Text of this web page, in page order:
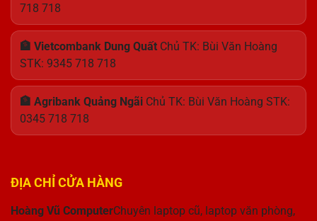
718 718
🏦 Vietcombank Dung Quất Chủ TK: Bùi Văn Hoàng
STK: 9345 718 718
🏦 Agribank Quảng Ngãi Chủ TK: Bùi Văn Hoàng STK:
0345 718 718
ĐỊA CHỈ CỬA HÀNG
Hoàng Vũ ComputerChuyên laptop cũ, laptop văn phòng,